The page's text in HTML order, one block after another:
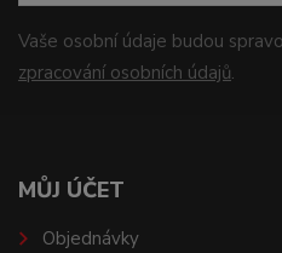
Vaše osobní údaje budou
zpracování osobních údajů.
MŮJ ÚČET
Objednávky